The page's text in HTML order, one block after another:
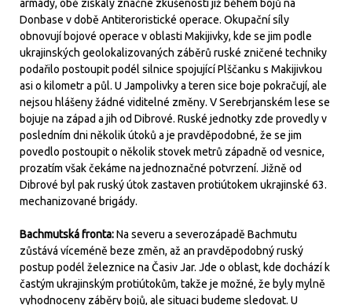
armády, obě získaly značné zkušenosti již během bojů na
Donbase v době Antiteroristické operace. Okupační síly
obnovují bojové operace v oblasti Makijivky, kde se jim podle
ukrajinských geolokalizovaných záběrů ruské zničené techniky
podařilo postoupit podél silnice spojující Plščanku s Makijivkou
asi o kilometr a půl. U Jampolivky a teren sice boje pokračují, ale
nejsou hlášeny žádné viditelné změny. V Serebrjanském lese se
bojuje na západ a jih od Dibrové. Ruské jednotky zde provedly v
posledním dni několik útoků a je pravděpodobné, že se jim
povedlo postoupit o několik stovek metrů západně od vesnice,
prozatím však čekáme na jednoznačné potvrzení. Jižně od
Dibrové byl pak ruský útok zastaven protiútokem ukrajinské 63.
mechanizované brigády.
Bachmutská fronta:Na severu a severozápadě Bachmutu
zůstává víceméně beze změn, až an pravděpodobný ruský
postup podél železnice na Časiv Jar. Jde o oblast, kde dochází k
častým ukrajinským protiútokům, takže je možné, že byly mylně
vyhodnoceny záběry bojů, ale situaci budeme sledovat. U